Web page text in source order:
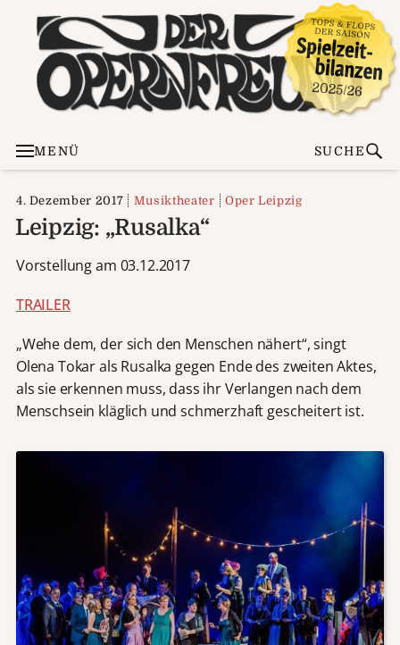
MENÜ SUCHE
4. Dezember 2017 Musiktheater Oper Leipzig
Leipzig: „Rusalka“
Vorstellung am 03.12.2017
TRAILER
„Wehe dem, der sich den Menschen nähert“, singt
Olena Tokar als Rusalka gegen Ende des zweiten Aktes,
als sie erkennen muss, dass ihr Verlangen nach dem
Menschsein kläglich und schmerzhaft gescheitert ist.